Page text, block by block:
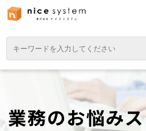
TOP
サービス
業務DXソリ
業務のお悩み